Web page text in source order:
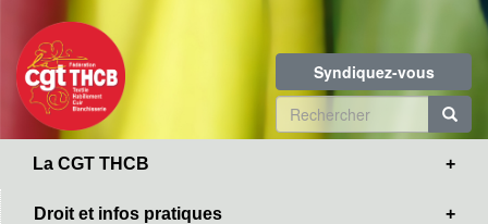
contenu
principal
Syndiquez-vous
Formulaire
de
La CGT THCB
Droit et infos pratiques